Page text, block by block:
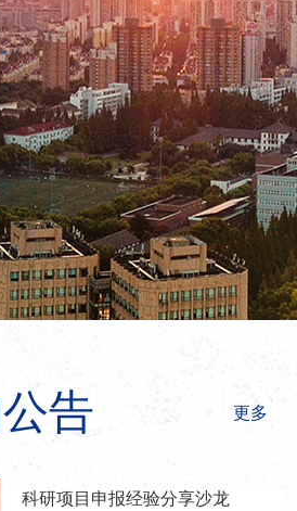
告 更多
科研项目申报经验分享沙龙